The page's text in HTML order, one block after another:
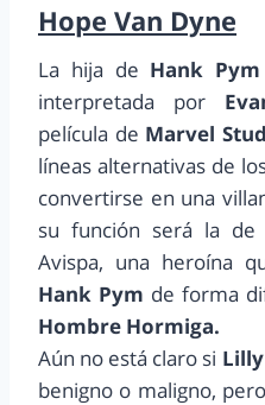
Hope Van Dyne
La hija de Hank
interpretada por
película de Marvel
líneas alternativas de
convertirse en una
su función será la
Avispa, una heroína
Hank Pym de forma
Hombre Hormiga.
Aún no está claro si Lilly
benigno o maligno,